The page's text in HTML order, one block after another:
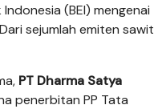
(BEI) mengenai
sejumlah emiten sawit
PT Dharma Satya
penerbitan PP Tata